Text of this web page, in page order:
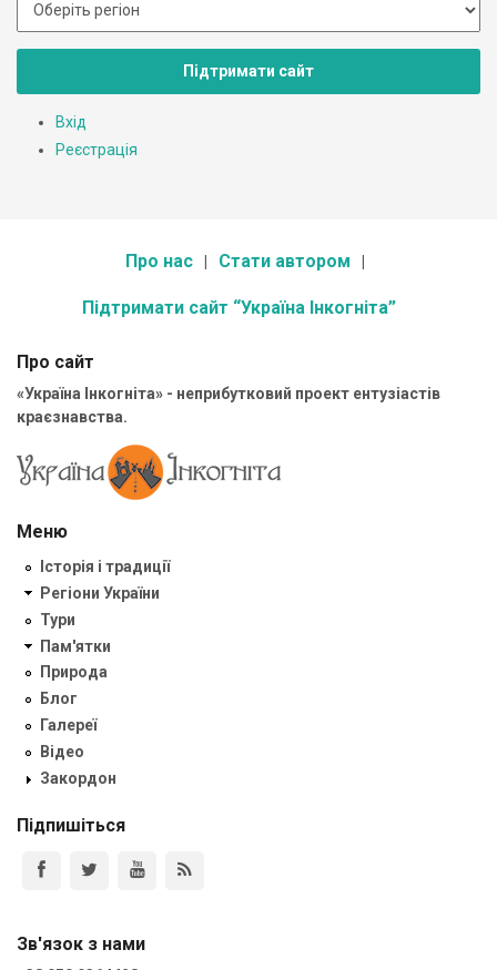
Підтримати сайт
Вхід
Реєстрація
Про нас Стати автором
Підтримати сайт “Україна Інкогніта”
Про сайт
«Україна Інкогніта» - неприбутковий проект ентузіастів
краєзнавства.
Меню
Історія і традиції
Регіони України
Тури
Пам'ятки
Природа
Блог
Галереї
Відео
Закордон
Підпишіться
Зв'язок з нами